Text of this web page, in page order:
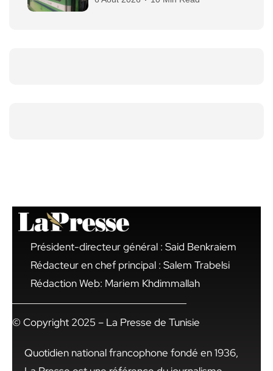
Président-directeur général : Said Benkraiem
Rédacteur en chef principal : Salem Trabelsi
Rédaction Web: Mariem Khdimmallah
© Copyright 2025 – La Presse de Tunisie
Quotidien national francophone fondé en 1936,